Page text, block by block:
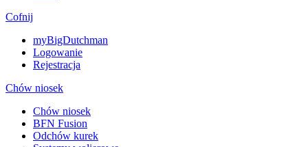
Cofnij
myBigDutchman
Logowanie
Rejestracja
Chów niosek
Chów niosek
BFN Fusion
Odchów kurek